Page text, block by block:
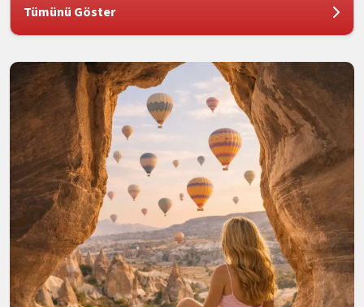
Tümünü Göster